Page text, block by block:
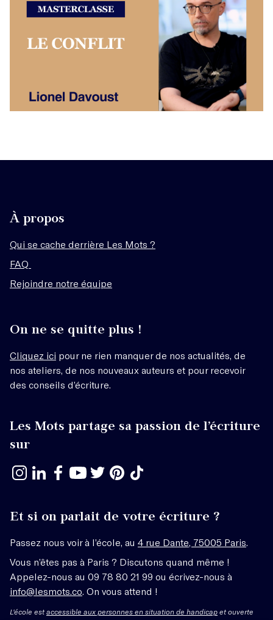
À propos
Qui se cache derrière Les Mots ?
FAQ
Rejoindre notre équipe
On ne se quitte plus !
Cliquez ici pour ne rien manquer de nos actualités, de
nos ateliers, de nos nouveaux auteurs et pour recevoir
des conseils d’écriture.
Les Mots partage sa passion de l’écriture
sur
Et si on parlait de votre écriture ?
Passez nous voir à l’école, au 4 rue Dante, 75005 Paris
Vous n’êtes pas à Paris ? Discutons quand même !
Appelez-nous au 09 78 80 21 99 ou écrivez-nous à
info@lesmots.co . On vous attend !
L'école estaccessible aux personnes en situation de handicap et ouverte